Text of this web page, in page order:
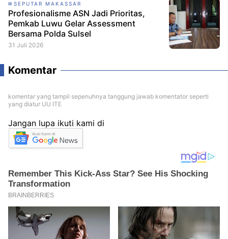
SEPUTAR MAKASSAR
Profesionalisme ASN Jadi Prioritas,
Pemkab Luwu Gelar Assessment
Bersama Polda Sulsel
31 Juli 2026
Komentar
komentar yang tampil sepenuhnya tanggung jawab komentator seperti
yang diatur UU ITE
Jangan lupa ikuti kami di